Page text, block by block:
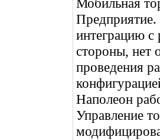
Мобильная
Предприятие.
интеграцию
стороны, нет
проведения
Наполеон
Управление